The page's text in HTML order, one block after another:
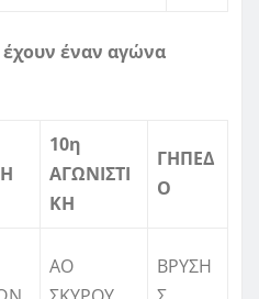
έναν αγώνα
10η
ΑΓΩΝΙΣΤΙ
ΚΗ
ΓΗΠΕΔ
Ο
ΑΟ
ΒΡΥΣΗ